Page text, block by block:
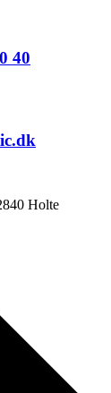
40
Holte